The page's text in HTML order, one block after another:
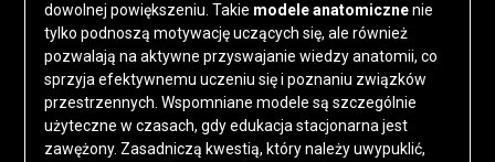
dowolnej powiększeniu. Takie modele anatomicznenie
tylko podnoszą motywację uczących się, ale również
pozwalają na aktywne przyswajanie wiedzy anatomii, co
sprzyja efektywnemu uczeniu się i poznaniu związków
przestrzennych. Wspomniane modele są szczególnie
użyteczne w czasach, gdy edukacja stacjonarna jest
zawężony. Zasadniczą kwestią, który należy uwypuklić,